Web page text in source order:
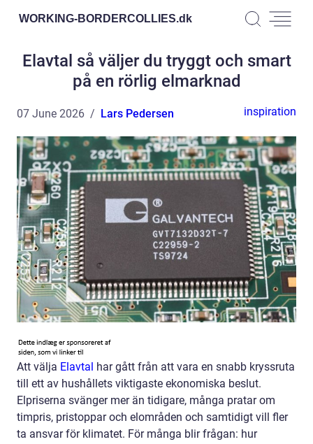
WORKING-BORDERCOLLIES.dk
Elavtal så väljer du tryggt och smart
på en rörlig elmarknad
07 June 2026 Lars Pedersen inspiration
Att välja Elavtal har gått från att vara en snabb kryssruta
till ett av hushållets viktigaste ekonomiska beslut.
Elpriserna svänger mer än tidigare, många pratar om
timpris, pristoppar och elområden och samtidigt vill fler
ta ansvar för klimatet. För många blir frågan: hur